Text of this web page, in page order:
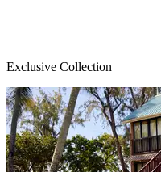
Exclusive Collection